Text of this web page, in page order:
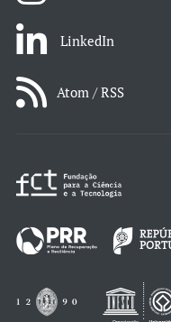
LinkedIn
Atom / RSS